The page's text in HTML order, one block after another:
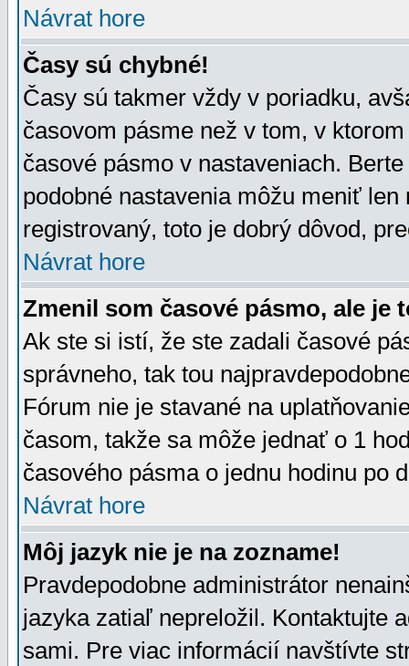
Návrat hore
Časy sú chybné!
Časy sú takmer vždy v poriadku,
časovom pásme než v tom, v
časové pásmo v nastaveniach.
podobné nastavenia môžu meniť
registrovaný, toto je dobrý dôvod,
Návrat hore
Zmenil som časové pásmo, ale je
Ak ste si istí, že ste zadali časové
správneho, tak tou
Fórum nie je stavané na
časom, takže sa môže jednať o 1
časového pásma o jednu hodinu po
Návrat hore
Môj jazyk nie je na zozname!
Pravdepodobne administrátor
jazyka zatiaľ nepreložil. Kontaktujte
sami. Pre viac informácií navštívte